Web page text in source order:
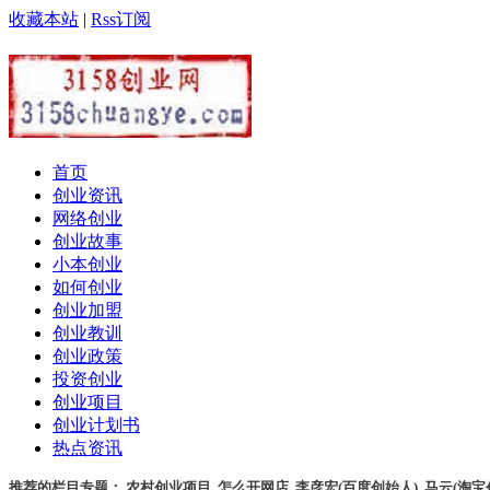
收藏本站 | Rss订阅
首页
创业资讯
网络创业
创业故事
小本创业
如何创业
创业加盟
创业教训
创业政策
投资创业
创业项目
创业计划书
热点资讯